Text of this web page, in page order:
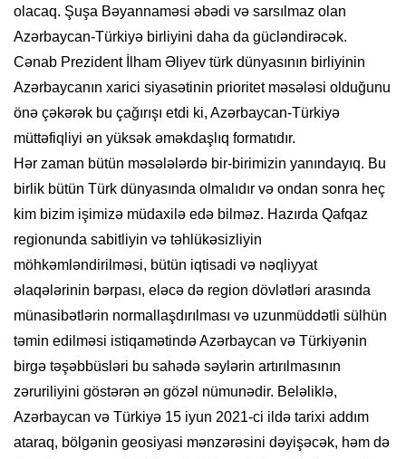
olacaq. Şuşa Bəyannaməsi əbədi və sarsılmaz olan
Azərbaycan-Türkiyə birliyini daha da gücləndirəcək.
Cənab Prezident İlham Əliyev türk dünyasının birliyinin
Azərbaycanın xarici siyasətinin prioritet məsələsi olduğunu
önə çəkərək bu çağırışı etdi ki, Azərbaycan-Türkiyə
müttəfiqliyi ən yüksək əməkdaşlıq formatıdır.
Hər zaman bütün məsələlərdə bir-birimizin yanındayıq. Bu
birlik bütün Türk dünyasında olmalıdır və ondan sonra heç
kim bizim işimizə müdaxilə edə bilməz. Hazırda Qafqaz
regionunda sabitliyin və təhlükəsizliyin
möhkəmləndirilməsi, bütün iqtisadi və nəqliyyat
əlaqələrinin bərpası, eləcə də region dövlətləri arasında
münasibətlərin normallaşdırılması və uzunmüddətli sülhün
təmin edilməsi istiqamətində Azərbaycan və Türkiyənin
birgə təşəbbüsləri bu sahədə səylərin artırılmasının
zəruriliyini göstərən ən gözəl nümunədir. Beləliklə,
Azərbaycan və Türkiyə 15 iyun 2021-ci ildə tarixi addım
ataraq, bölgənin geosiyasi mənzərəsini dəyişəcək, həm də